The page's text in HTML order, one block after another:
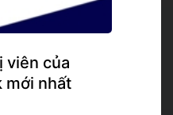
viên của
mới nhất